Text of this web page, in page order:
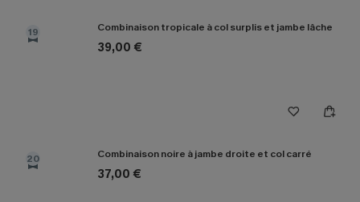
19 Combinaison tropicale à col surplis et jambe lâche
39,00 €
20 Combinaison noire à jambe droite et col carré
37,00 €